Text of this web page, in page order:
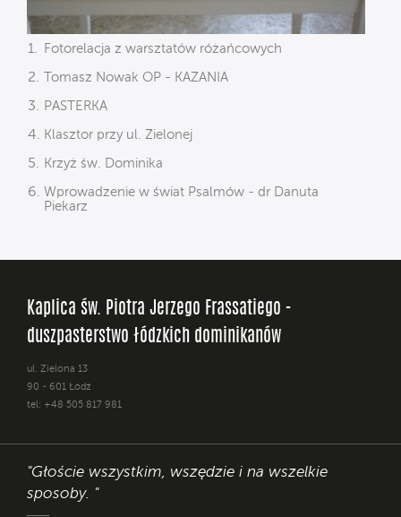
Fotorelacja z warsztatów różańcowych
Tomasz Nowak OP - KAZANIA
PASTERKA
Klasztor przy ul. Zielonej
Krzyż św. Dominika
Wprowadzenie w świat Psalmów - dr Danuta
Piekarz
Kaplica św. Piotra Jerzego Frassatiego -
duszpasterstwo łódzkich dominikanów
ul. Zielona 13
90 - 601 Łódź
tel: +48 505 817 981
"Głoście wszystkim, wszędzie i na wszelkie
sposoby. "